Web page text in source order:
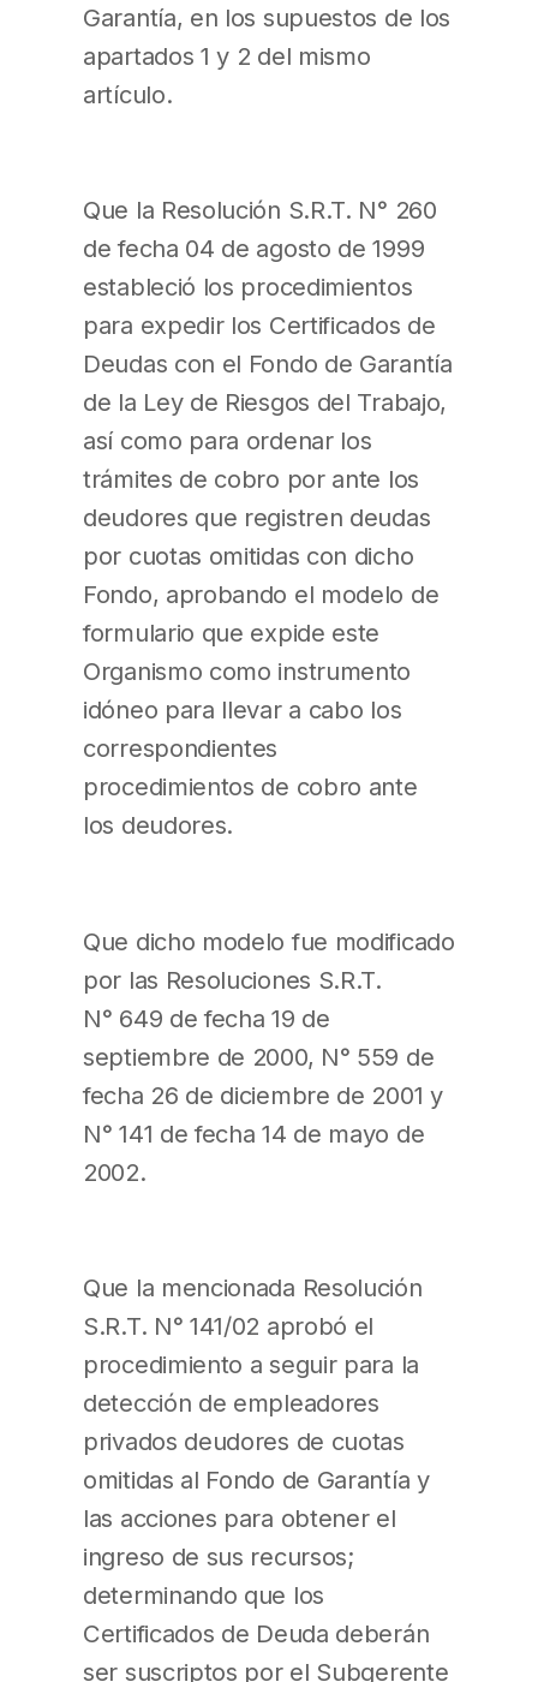
Garantía, en los supuestos de los
apartados 1 y 2 del mismo
artículo.
Que la Resolución S.R.T. N° 260
de fecha 04 de agosto de 1999
estableció los procedimientos
para expedir los Certificados de
Deudas con el Fondo de Garantía
de la Ley de Riesgos del Trabajo,
así como para ordenar los
trámites de cobro por ante los
deudores que registren deudas
por cuotas omitidas con dicho
Fondo, aprobando el modelo de
formulario que expide este
Organismo como instrumento
idóneo para llevar a cabo los
correspondientes
procedimientos de cobro ante
los deudores.
Que dicho modelo fue modificado
por las Resoluciones S.R.T.
N° 649 de fecha 19 de
septiembre de 2000, N° 559 de
fecha 26 de diciembre de 2001 y
N° 141 de fecha 14 de mayo de
2002.
Que la mencionada Resolución
S.R.T. N° 141/02 aprobó el
procedimiento a seguir para la
detección de empleadores
privados deudores de cuotas
omitidas al Fondo de Garantía y
las acciones para obtener el
ingreso de sus recursos;
determinando que los
Certificados de Deuda deberán
ser suscriptos por el Subgerente